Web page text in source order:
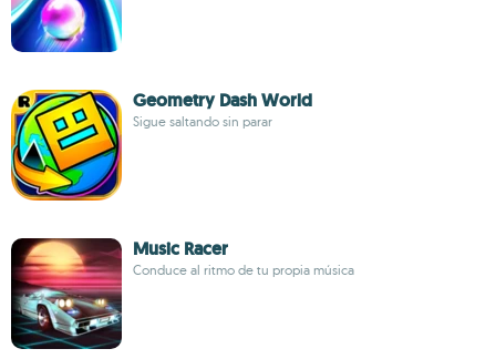
Geometry Dash World
Sigue saltando sin parar
Music Racer
Conduce al ritmo de tu propia música